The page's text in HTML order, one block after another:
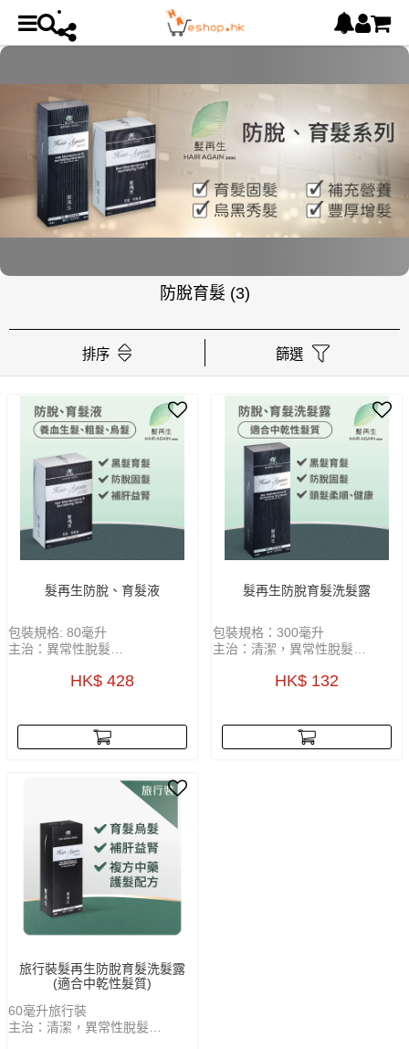
防脫育髮 (3)
排序 篩選
髮再生防脫、育髮液
包裝規格: 80毫升
主治：異常性脫髮
竅通絡，育髮及烏髮
HK$ 428
髮再生防脫育髮洗髮露
包裝規格：300毫升
主治：清潔，異常性脫髮
竅通絡，育髮及烏髮
HK$ 132
旅行裝髮再生防脫育髮洗髮露
(適合中乾性髮質)
60毫升旅行裝
主治：清潔，異常性脫髮